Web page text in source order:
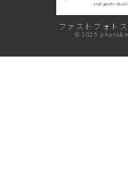
ファストフォト
©︎ 2025